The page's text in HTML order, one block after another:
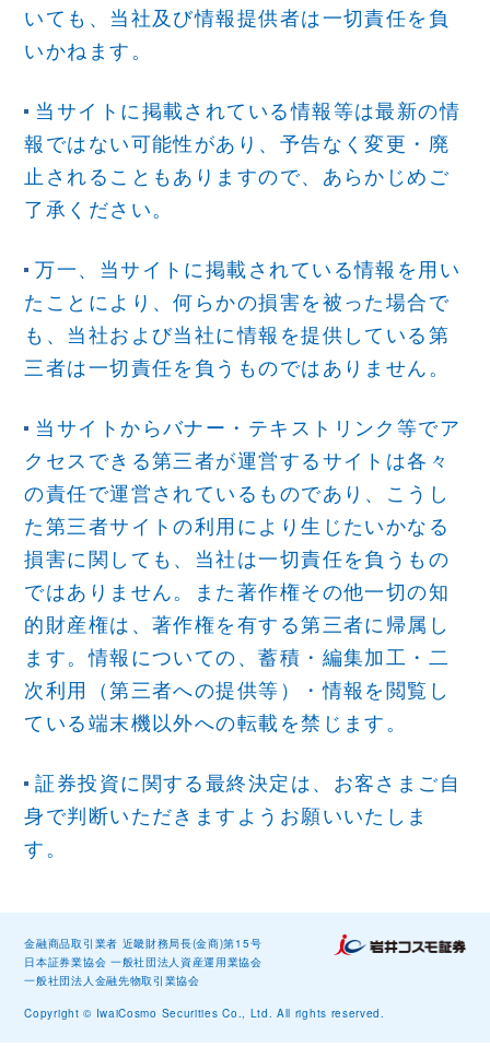
いても、当社及び情報提供者は一切責任を負
いかねます。
当サイトに掲載されている情報等は最新の情
報ではない可能性があり、予告なく変更・廃
止されることもありますので、あらかじめご
了承ください。
万一、当サイトに掲載されている情報を用い
たことにより、何らかの損害を被った場合で
も、当社および当社に情報を提供している第
三者は一切責任を負うものではありません。
当サイトからバナー・テキストリンク等でア
クセスできる第三者が運営するサイトは各々
の責任で運営されているものであり、こうし
た第三者サイトの利用により生じたいかなる
損害に関しても、当社は一切責任を負うもの
ではありません。また著作権その他一切の知
的財産権は、著作権を有する第三者に帰属し
ます。情報についての、蓄積・編集加工・二
次利用（第三者への提供等）・情報を閲覧し
ている端末機以外への転載を禁じます。
証券投資に関する最終決定は、お客さまご自
身で判断いただきますようお願いいたしま
す。
金融商品取引業者 近畿財務局長(金商)第15号
日本証券業協会 一般社団法人資産運用業協会
一般社団法人金融先物取引業協会
Copyright © IwaiCosmo Securities Co., Ltd. All rights reserved.